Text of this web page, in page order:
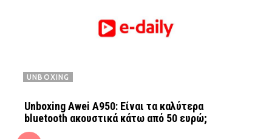
UNBOXING
Unboxing Awei A950: Είναι τα καλύτερα
bluetooth ακουστικά κάτω από 50 ευρώ;